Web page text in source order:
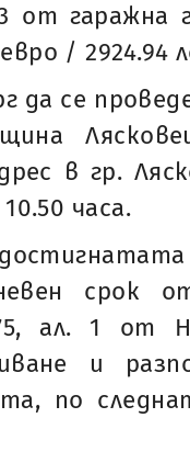
от гаражна
/ 2924.94
да се
в гр.
часа.
срок
ал. 1 от
и
по